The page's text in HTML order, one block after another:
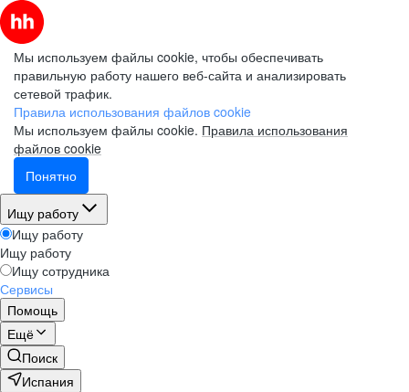
Мы используем файлы cookie, чтобы обеспечивать
правильную работу нашего веб-сайта и анализировать
сетевой трафик.
Правила использования файлов cookie
Мы используем файлы cookie. Правила использования
файлов cookie
Понятно
Ищу работу
Ищу работу
Ищу работу
Ищу сотрудника
Сервисы
Помощь
Ещё
Поиск
Испания